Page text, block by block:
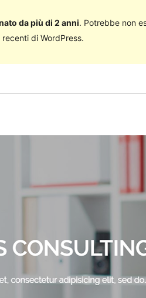
da più di 2 anni. Potrebbe non
di WordPress.